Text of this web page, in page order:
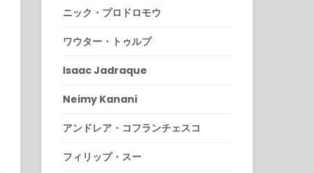
ニック・プロドロモウ
ワウター・トゥルプ
Isaac Jadraque
Neimy Kanani
アンドレア・コフランチェスコ
フィリップ・スー